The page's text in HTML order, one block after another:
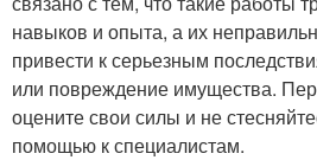
навыков и опыта, а их
привести к серьезным
или повреждение имущества.
оцените свои силы и не
помощью к специалистам.